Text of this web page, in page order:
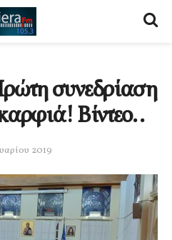
συνεδρίαση
Βίντεο..
2019